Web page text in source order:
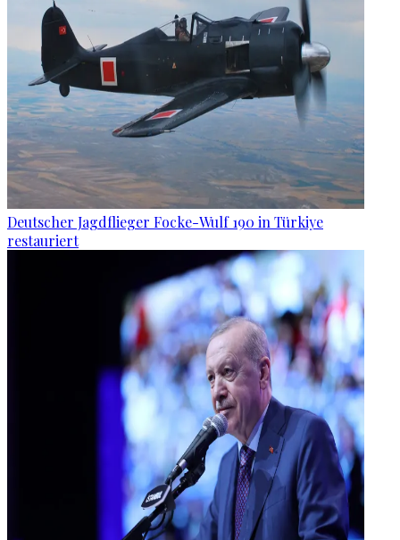
Deutscher Jagdflieger Focke-Wulf 190 in Türkiye
restauriert